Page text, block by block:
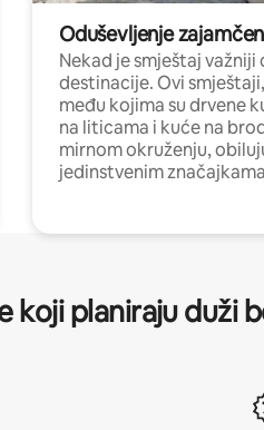
Oduševljenje
Nekad je smještaj važniji
destinacije. Ovi smještaji,
među kojima su drvene
na liticama i kuće na
mirnom okruženju,
jedinstvenim
koji planiraju duži